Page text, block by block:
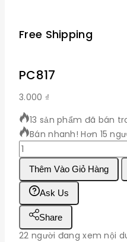
Free Shipping
PC817
3.000 ₫
13 sản phẩm đã bán
Bán nhanh! Hơn 15
PC817
số
lượng
Thêm Vào Giỏ Hàng
Ask Us
Share
22 người đang xem nội